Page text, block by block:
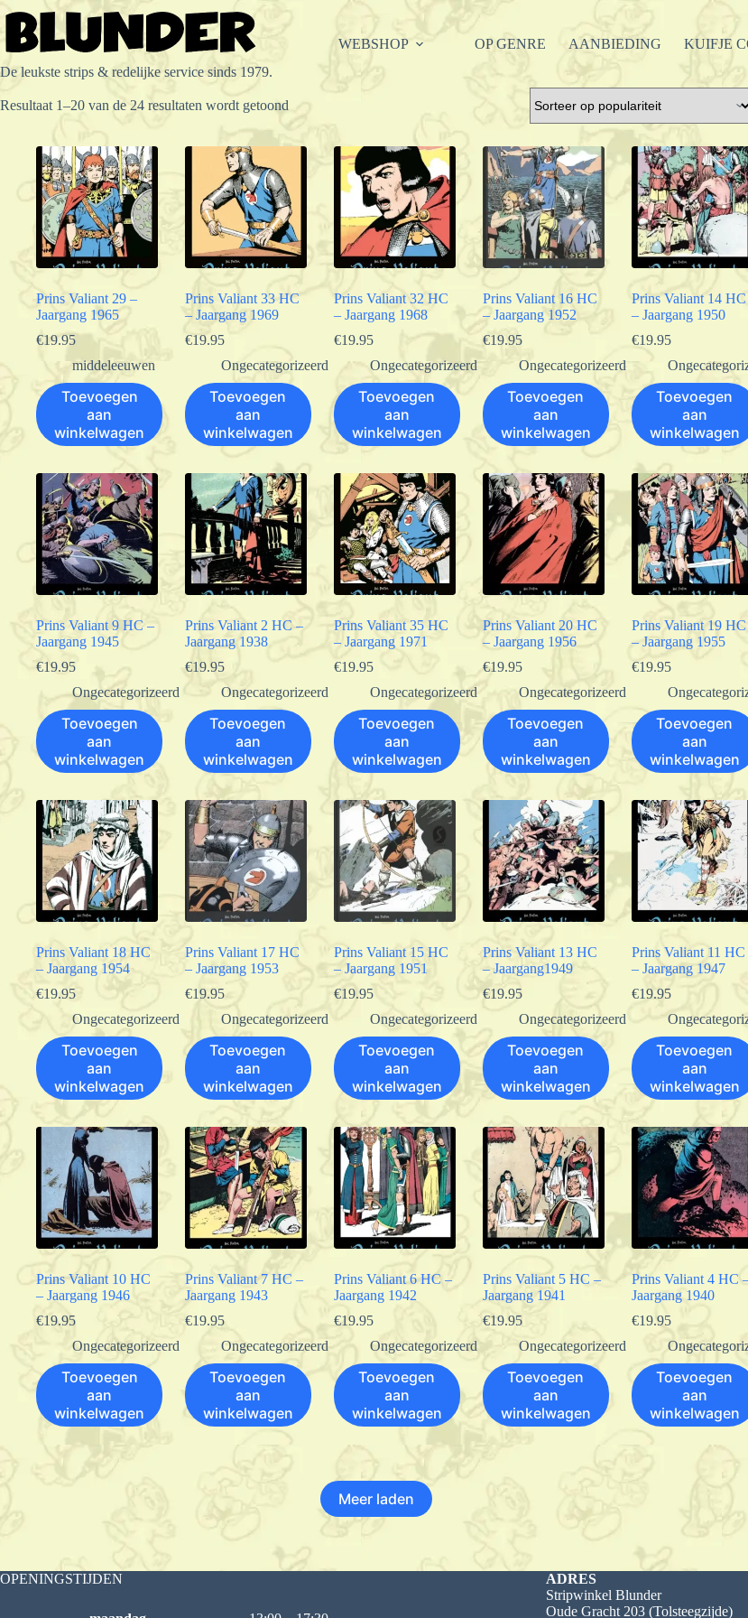
Ga
naar
inhoud
De leukste strips & redelijke service sinds 1979.
WEBSHOP OP GENRE AANBIEDING KUIFJE
Resultaat 1–20 van de 24 resultaten wordt getoond
op
Prins Valiant 29 –
Jaargang 1965
€19.95
middeleeuwen
Toevoegen
aan
winkelwagen
Prins Valiant 33 HC
– Jaargang 1969
€19.95
Ongecategorizeerd
Toevoegen
aan
winkelwagen
Prins Valiant 32 HC
– Jaargang 1968
€19.95
Ongecategorizeerd
Toevoegen
aan
winkelwagen
Prins Valiant 16 HC
– Jaargang 1952
€19.95
Ongecategorizeerd
Toevoegen
aan
winkelwagen
Prins Valiant 14 HC
– Jaargang 1950
€19.95
Toevoegen
aan
winkelwagen
Prins Valiant 9 HC –
Jaargang 1945
€19.95
Ongecategorizeerd
Toevoegen
aan
winkelwagen
Prins Valiant 2 HC –
Jaargang 1938
€19.95
Ongecategorizeerd
Toevoegen
aan
winkelwagen
Prins Valiant 35 HC
– Jaargang 1971
€19.95
Ongecategorizeerd
Toevoegen
aan
winkelwagen
Prins Valiant 20 HC
– Jaargang 1956
€19.95
Ongecategorizeerd
Toevoegen
aan
winkelwagen
Prins Valiant 19 HC
– Jaargang 1955
€19.95
Toevoegen
aan
winkelwagen
Prins Valiant 18 HC
– Jaargang 1954
€19.95
Ongecategorizeerd
Toevoegen
aan
winkelwagen
Prins Valiant 17 HC
– Jaargang 1953
€19.95
Ongecategorizeerd
Toevoegen
aan
winkelwagen
Prins Valiant 15 HC
– Jaargang 1951
€19.95
Ongecategorizeerd
Toevoegen
aan
winkelwagen
Prins Valiant 13 HC
– Jaargang1949
€19.95
Ongecategorizeerd
Toevoegen
aan
winkelwagen
Prins Valiant 11 HC
– Jaargang 1947
€19.95
Toevoegen
aan
winkelwagen
Prins Valiant 10 HC
– Jaargang 1946
€19.95
Ongecategorizeerd
Toevoegen
aan
winkelwagen
Prins Valiant 7 HC –
Jaargang 1943
€19.95
Ongecategorizeerd
Toevoegen
aan
winkelwagen
Prins Valiant 6 HC –
Jaargang 1942
€19.95
Ongecategorizeerd
Toevoegen
aan
winkelwagen
Prins Valiant 5 HC –
Jaargang 1941
€19.95
Ongecategorizeerd
Toevoegen
aan
winkelwagen
Prins Valiant 4 HC
Jaargang 1940
€19.95
Toevoegen
aan
winkelwagen
Meer laden
OPENINGSTIJDEN
ADRES
Stripwinkel Blunder
Oude Gracht 203 (Tolsteegzijde)